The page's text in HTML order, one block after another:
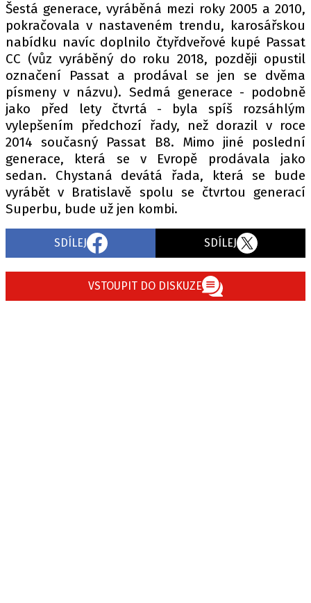
Šestá generace, vyráběná mezi roky 2005 a 2010,
pokračovala v nastaveném trendu, karosářskou
nabídku navíc doplnilo čtyřdveřové kupé Passat
CC (vůz vyráběný do roku 2018, později opustil
označení Passat a prodával se jen se dvěma
písmeny v názvu). Sedmá generace - podobně
jako před lety čtvrtá - byla spíš rozsáhlým
vylepšením předchozí řady, než dorazil v roce
2014 současný Passat B8. Mimo jiné poslední
generace, která se v Evropě prodávala jako
sedan. Chystaná devátá řada, která se bude
vyrábět v Bratislavě spolu se čtvrtou generací
Superbu, bude už jen kombi.
SDÍLEJ SDÍLEJ
VSTOUPIT DO DISKUZE